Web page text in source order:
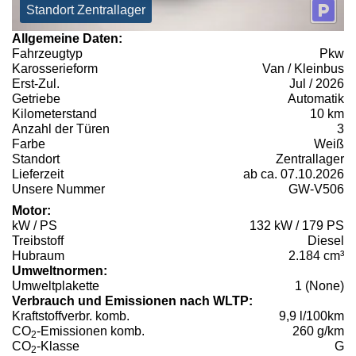
Standort Zentrallager
Allgemeine Daten:
Fahrzeugtyp
Pkw
Karosserieform
Van / Kleinbus
Erst-Zul.
Jul / 2026
Getriebe
Automatik
Kilometerstand
10 km
Anzahl der Türen
3
Farbe
Weiß
Standort
Zentrallager
Lieferzeit
ab ca. 07.10.2026
Unsere Nummer
GW-V506
Motor:
kW / PS
132 kW / 179 PS
Treibstoff
Diesel
Hubraum
2.184 cm³
Umweltnormen:
Umweltplakette
1 (None)
Verbrauch und Emissionen nach WLTP:
Kraftstoffverbr. komb.
9,9 l/100km
CO2-Emissionen komb.
260 g/km
CO2-Klasse G